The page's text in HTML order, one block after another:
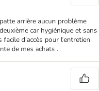
arrière aucun problème
car hygiénique et sans
facile d'accès pour l'entretien
de mes achats .